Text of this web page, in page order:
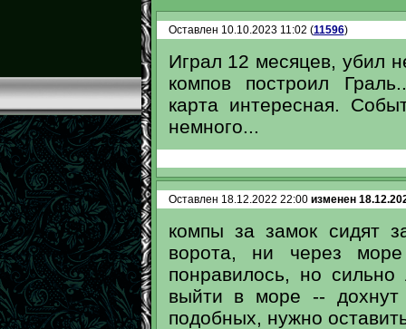
Оставлен 10.10.2023 11:02 (11596)
Играл 12 месяцев, убил
компов построил
карта интересная.
немного...
Оставлен 18.12.2022 22:00 изменен
компы за замок сидят
ворота, ни через
понравилось, но
выйти в море --
подобных, нужно